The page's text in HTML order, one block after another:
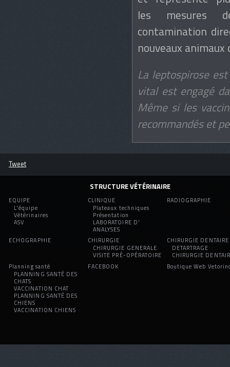
les mesures
contamination
nouveaux animaux
La leptospirose
vital est engagé
Même si les
recommandés et
Tweet
STRUCTURE VÉTÉRINAIRE
EQUIPE
L'équipe
Vétérinaires
ASV
CLINIQUE
Plateaux techniques
Présentation
LABORATOIRE D'
ANALYSES
RADIOGRAPHIE
ECHOGRAPHIE
CHIRURGIE
CHIRURGIE GENERALE
VISITE PRÉ-OPÉRATOIRE
CHIRURGIE DENTAIRE
DETARTRAGE
CHIRURGIE
Planning santé
PLANNING SANTÉ DES
CHATS
VACCINATION CHAT
PLANNING SANTÉ DES
CHIENS
VACCINATION CHIENS
FACEBOOK Boutique Web